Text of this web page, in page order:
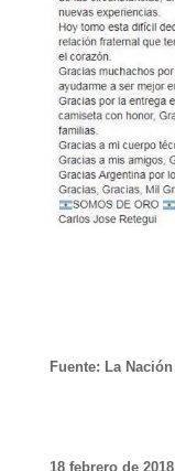
Fuente: La Nación
18 febrero de 2018